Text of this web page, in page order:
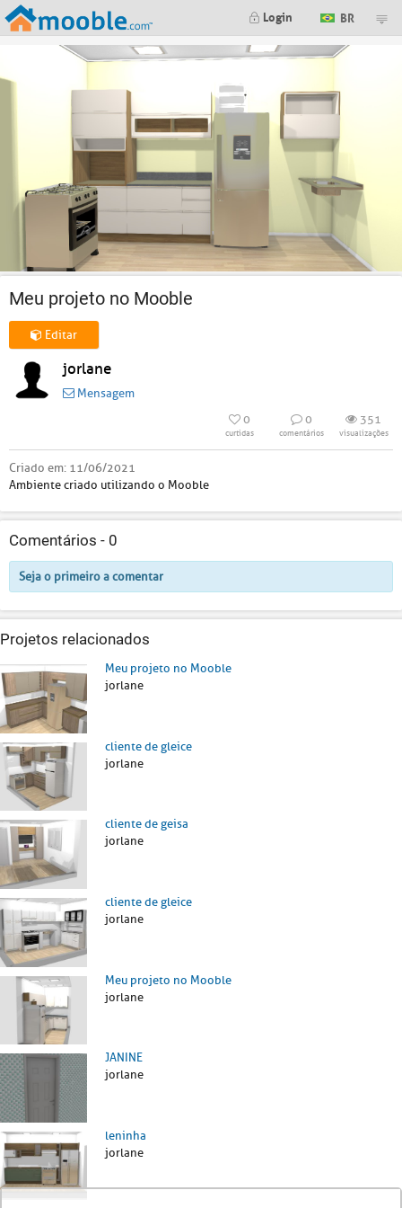
Login BR
Meu projeto no Mooble
Editar
jorlane
Mensagem
0
curtidas
0
comentários
351
visualizações
Criado em: 11/06/2021
Ambiente criado utilizando o Mooble
Comentários - 0
Seja o primeiro a comentar
Projetos relacionados
Meu projeto no Mooble
jorlane
cliente de gleice
jorlane
cliente de geisa
jorlane
cliente de gleice
jorlane
Meu projeto no Mooble
jorlane
JANINE
jorlane
leninha
jorlane